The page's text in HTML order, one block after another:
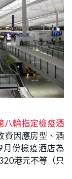
八輪指定檢疫酒
費因應房型、酒
份檢疫酒店為
港元不等（只